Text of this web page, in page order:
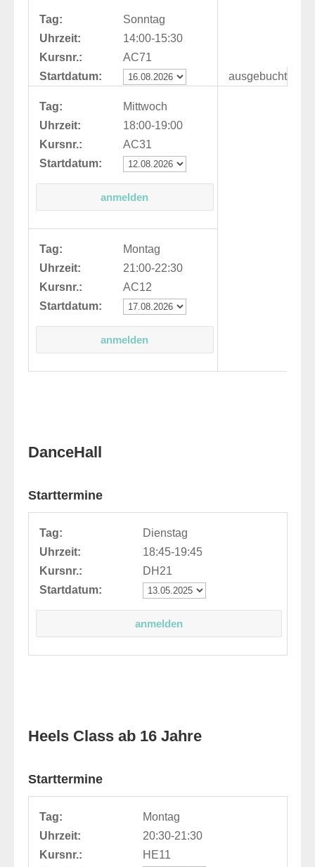
Tag:
Sonntag
Uhrzeit:
14:00-15:30
Kursnr.:
AC71
Startdatum:
ausgebucht
Tag:
Mittwoch
Uhrzeit:
18:00-19:00
Kursnr.:
AC31
Startdatum:
Tag:
Montag
Uhrzeit:
21:00-22:30
Kursnr.:
AC12
Startdatum:
DanceHall
Starttermine
Tag:
Dienstag
Uhrzeit:
18:45-19:45
Kursnr.:
DH21
Startdatum:
Heels Class ab 16 Jahre
Starttermine
Tag:
Montag
Uhrzeit:
20:30-21:30
Kursnr.:
HE11